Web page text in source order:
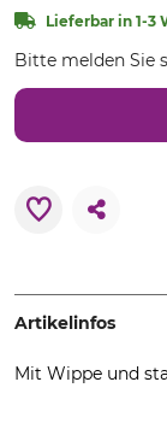
Lieferbar in 1-3
Bitte melden Sie
Artikelinfos
Mit Wippe und